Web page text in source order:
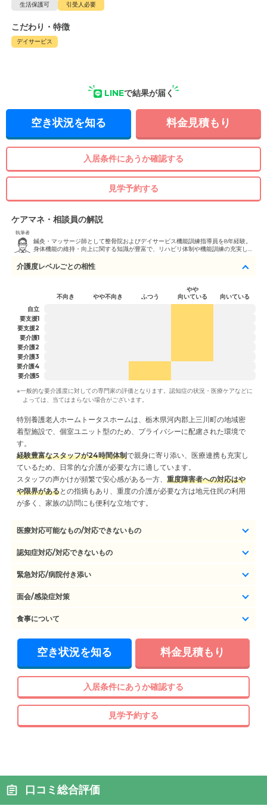
生活保護可
引受人必要
こだわり・特徴
デイサービス
LINEで結果が届く
空き状況を知る 料金見積もり
入居条件にあうか確認する
見学予約する
ケアマネ・相談員の解説
執筆者
鍼灸・マッサージ師として整骨院およびデイサービス機能訓練指導員を8年経験。
身体機能の維持・向上に関する知識が豊富で、リハビリ体制や機能訓練の充実した
ングを強みとし、見学時には施設のリハビリ設備も詳しく確認します。 あん摩マッ
サージ指圧師資格保有
介護度レベルごとの相性
不向き やや不向き ふつう
やや
向いている
向いている
自立
要支援1
要支援2
要介護1
要介護2
要介護3
要介護4
要介護5
※一般的な要介護度に対しての専門家の評価となります。認知症の状況・医療ケアなどに
よっては、当てはまらない場合がございます。
特別養護老人ホームトータスホームは、栃木県河内郡上三川町の地域密
着型施設で、個室ユニット型のため、プライバシーに配慮された環境で
経験豊富なスタッフが24時間体制で親身に寄り添い、医療連携も充実し
ているため、日常的な介護が必要な方に適しています。
スタッフの声かけが頻繁で安心感がある一方、 重度障害者への対応はや
や限界があるとの指摘もあり、重度の介護が必要な方は地元住民の利用
が多く、家族の訪問にも便利な立地です。
医療対応可能なもの/対応できないもの
認知症対応/対応できないもの
緊急対応/病院付き添い
面会/感染症対策
食事について
空き状況を知る 料金見積もり
入居条件にあうか確認する
見学予約する
口コミ総合評価